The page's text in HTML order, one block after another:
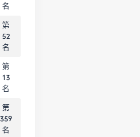
名
第
52
名
第
13
名
第
359
名